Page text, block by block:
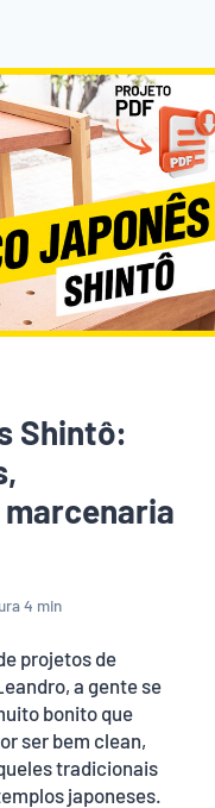
Shintô:
4 min
projetos de
a gente se
bonito que
ser bem clean,
tradicionais
japoneses.